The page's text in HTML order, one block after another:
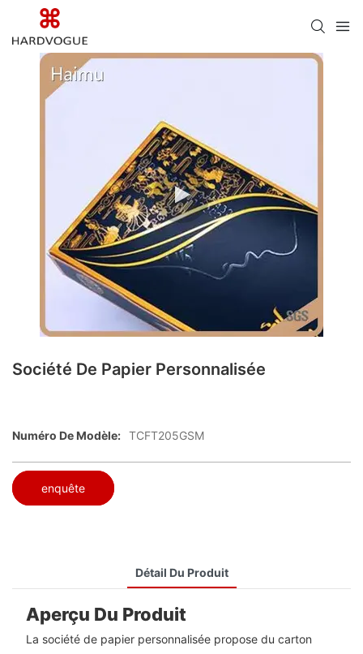
Société De Papier Personnalisée
Numéro De Modèle: TCFT205GSM
enquête
Détail Du Produit
Aperçu Du Produit
La société de papier personnalisée propose du carton